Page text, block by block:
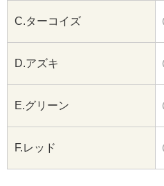
C.ターコイズ
D.アズキ
E.グリーン
F.レッド